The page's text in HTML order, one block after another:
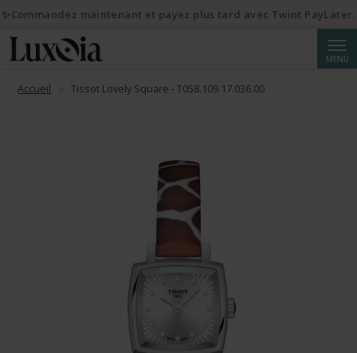
MENU
Accueil Tissot Lovely Square - T058.109.17.036.00
✨Commandez maintenant et payez plus tard avec Twint PayLater.